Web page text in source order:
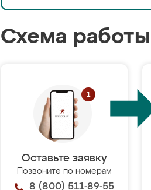
Схема работы
Оставьте заявку
Позвоните по номерам
8 (800) 511-89-55